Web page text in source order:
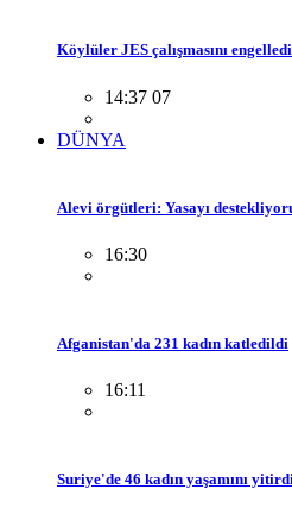
Köylüler JES çalışmasını engelledi
14:37 07
DÜNYA
Alevi örgütleri: Yasayı
16:30
Afganistan'da 231 kadın katledildi
16:11
Suriye'de 46 kadın yaşamını